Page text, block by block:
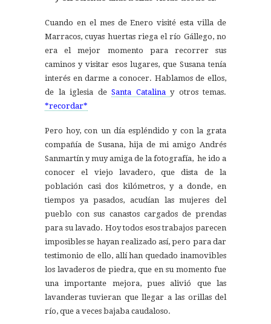
Cuando en el mes de Enero visité esta villa de
Marracos, cuyas huertas riega el río Gállego, no
era el mejor momento para recorrer sus
caminos y visitar esos lugares, que Susana tenía
interés en darme a conocer. Hablamos de ellos,
de la iglesia de Santa Catalina y otros temas.
*recordar*
Pero hoy, con un día espléndido y con la grata
compañía de Susana, hija de mi amigo Andrés
Sanmartín y muy amiga de la fotografía, he ido a
conocer el viejo lavadero, que dista de la
población casi dos kilómetros, y a donde, en
tiempos ya pasados, acudían las mujeres del
pueblo con sus canastos cargados de prendas
para su lavado. Hoy todos esos trabajos parecen
imposibles se hayan realizado así, pero para dar
testimonio de ello, allí han quedado inamovibles
los lavaderos de piedra, que en su momento fue
una importante mejora, pues alivió que las
lavanderas tuvieran que llegar a las orillas del
río, que a veces bajaba caudaloso.